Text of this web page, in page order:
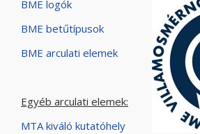
BME logók
BME betűtípusok
BME arculati elemek
Egyéb arculati elemek:
MTA kiváló kutatóhely